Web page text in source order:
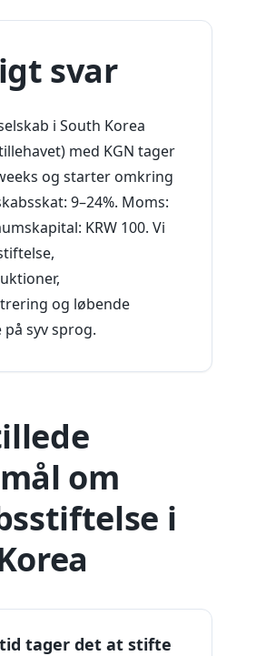
svar
i South Korea
med KGN tager
og starter omkring
9–24%. Moms:
KRW 100. Vi
og løbende
syv sprog.
om
i
tager det at stifte